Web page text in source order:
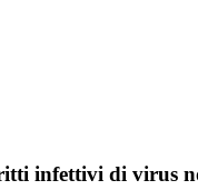
infettivi di virus